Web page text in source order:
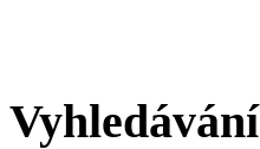
Vyhledávání